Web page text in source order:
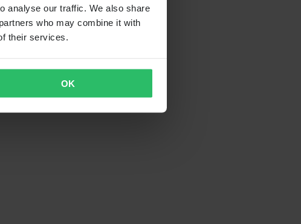
analyse our traffic. We also share
who may combine it with
their services.
OK